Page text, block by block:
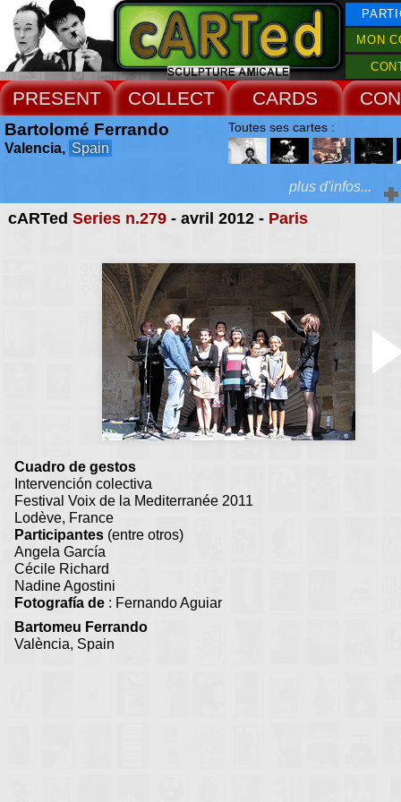
MON
PRESENT COLLECT CARDS
cARTed Series n.279- avril 2012 - Paris
Cuadro de gestos
Intervención colectiva
Festival Voix de la Mediterranée 2011
Lodève, France
Participantes (entre otros)
Angela García
Cécile Richard
Nadine Agostini
Fotografía de : Fernando Aguiar
Bartomeu Ferrando
València, Spain
Bartolomé Ferrando
Valencia, Spain
Toutes ses cartes :
Extras :
plus d'infos...